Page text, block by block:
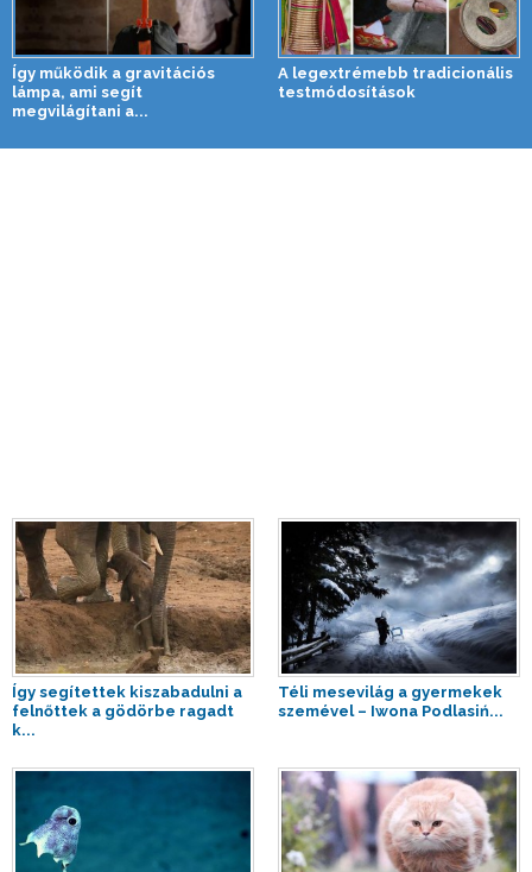
Így működik a gravitációs
lámpa, ami segít
megvilágítani a...
A legextrémebb tradicionális
testmódosítások
Így segítettek kiszabadulni a
felnőttek a gödörbe ragadt
k...
Téli mesevilág a gyermekek
szemével – Iwona Podlasiń...